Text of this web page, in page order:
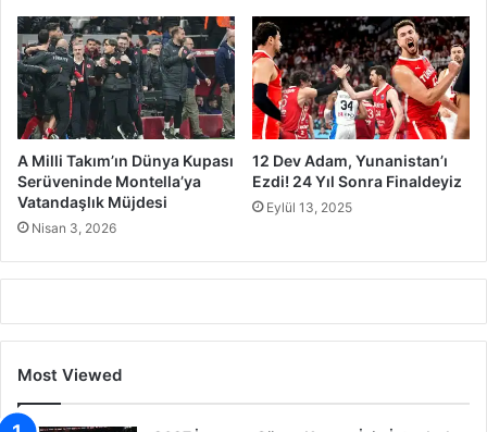
A Milli Takım’ın Dünya Kupası
Serüveninde Montella’ya
Vatandaşlık Müjdesi
Nisan 3, 2026
12 Dev Adam, Yunanistan’ı
Ezdi! 24 Yıl Sonra Finaldeyiz
Eylül 13, 2025
Most Viewed